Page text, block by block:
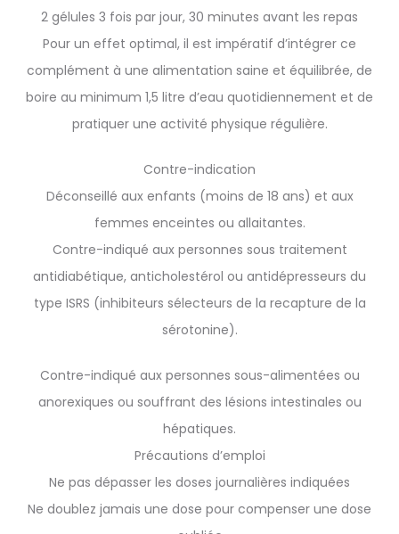
2 gélules 3 fois par jour, 30 minutes avant les repas
Pour un effet optimal, il est impératif d’intégrer ce
complément à une alimentation saine et équilibrée, de
boire au minimum 1,5 litre d’eau quotidiennement et de
pratiquer une activité physique régulière.
Contre-indication
Déconseillé aux enfants (moins de 18 ans) et aux
femmes enceintes ou allaitantes.
Contre-indiqué aux personnes sous traitement
antidiabétique, anticholestérol ou antidépresseurs du
type ISRS (inhibiteurs sélecteurs de la recapture de la
sérotonine).
Contre-indiqué aux personnes sous-alimentées ou
anorexiques ou souffrant des lésions intestinales ou
hépatiques.
Précautions d’emploi
Ne pas dépasser les doses journalières indiquées
Ne doublez jamais une dose pour compenser une dose